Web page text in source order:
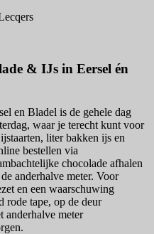
& IJs in Eersel én
en Bladel is de gehele dag
waar je terecht kunt voor
liter bakken ijs en
bestellen via
chocolade afhalen
anderhalve meter. Voor
en een waarschuwing
rode tape, op de deur
anderhalve meter